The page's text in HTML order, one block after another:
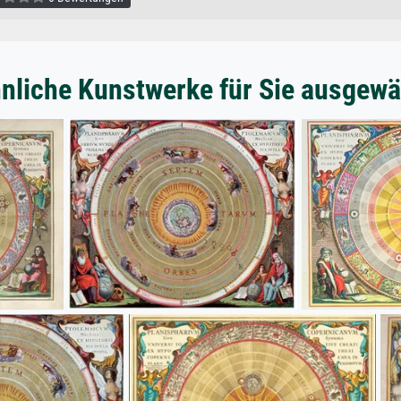
Kunstwerke für Sie